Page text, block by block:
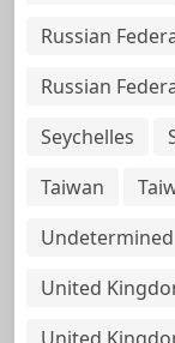
Russian
Russian
Seychelles
Taiwan
Undetermined
United